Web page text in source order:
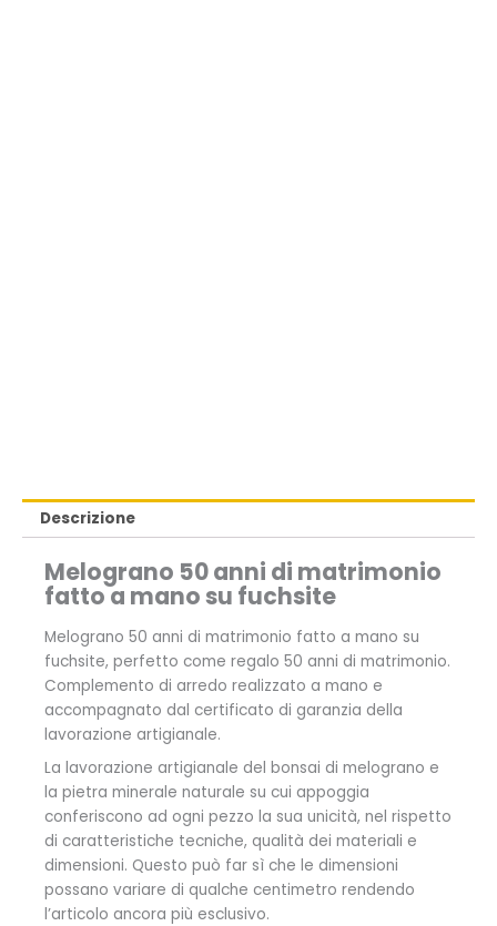
Descrizione
Melograno 50 anni di matrimonio
fatto a mano su fuchsite
Melograno 50 anni di matrimonio fatto a mano su
fuchsite, perfetto come regalo 50 anni di matrimonio.
Complemento di arredo realizzato a mano e
accompagnato dal certificato di garanzia della
lavorazione artigianale.
La lavorazione artigianale del bonsai di melograno e
la pietra minerale naturale su cui appoggia
conferiscono ad ogni pezzo la sua unicità, nel rispetto
di caratteristiche tecniche, qualità dei materiali e
dimensioni. Questo può far sì che le dimensioni
possano variare di qualche centimetro rendendo
l’articolo ancora più esclusivo.